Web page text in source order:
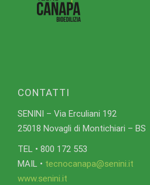
CONTATTI
SENINI – Via Erculiani 192
25018 Novagli di Montichiari – BS
TEL • 800 172 553
MAIL • tecnocanapa@senini.it
www.senini.it